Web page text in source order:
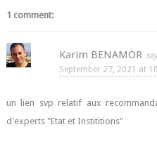
1 comment:
Karim BENAMOR
September 27, 2021 at
un lien svp relatif aux
d'experts "Etat et Instititions"